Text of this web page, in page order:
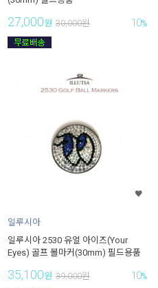
27,000원 30,000원 10%
일루시아
일루시아 2530 유얼 아이즈(Your
Eyes) 골프 볼마커(30mm) 필드용품
35,100원 39,000원 10%